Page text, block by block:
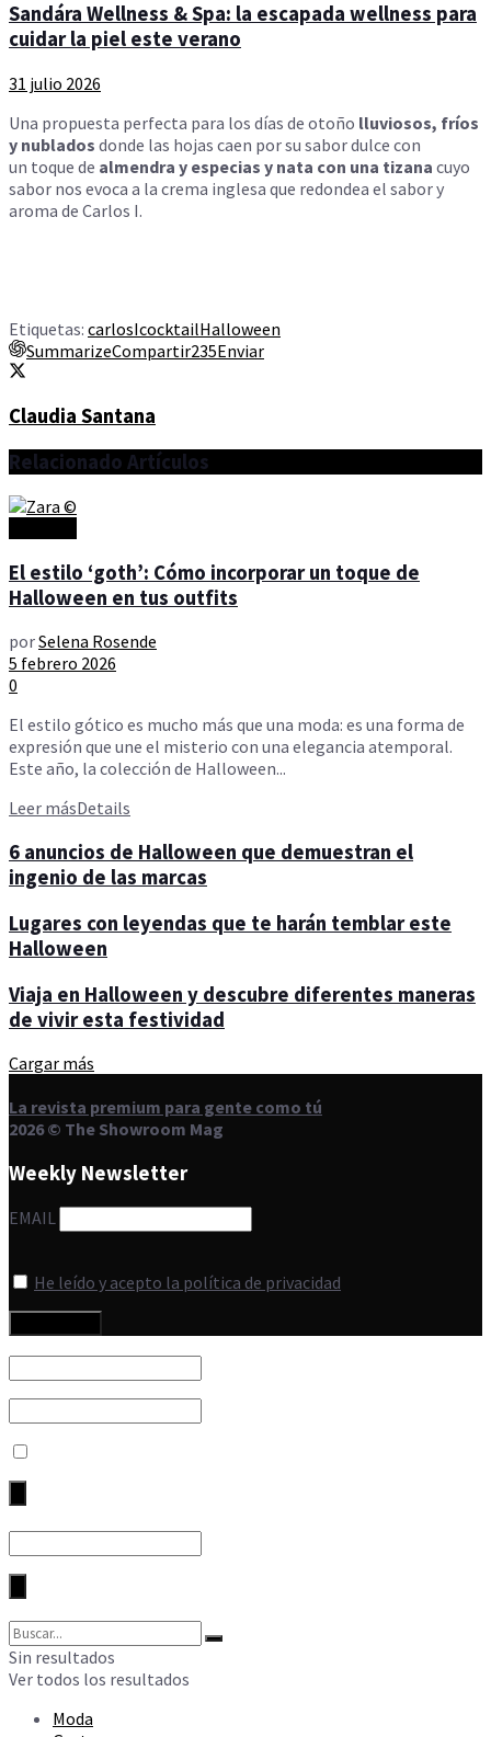
Sandára Wellness & Spa: la escapada wellness para
cuidar la piel este verano
31 julio 2026
Una propuesta perfecta para los días de otoño lluviosos, fríos
y nublados donde las hojas caen por su sabor dulce con
un toque de almendra y especias y nata con una tizana cuyo
sabor nos evoca a la crema inglesa que redondea el sabor y
aroma de Carlos I.
Etiquetas: carlosIcocktailHalloween
SummarizeCompartir235Enviar
Claudia Santana
Relacionado Artículos
El estilo ‘goth’: Cómo incorporar un toque de
Halloween en tus outfits
porSelena Rosende
5 febrero 2026
0
El estilo gótico es mucho más que una moda: es una forma de
expresión que une el misterio con una elegancia atemporal.
Este año, la colección de Halloween...
Leer másDetails
6 anuncios de Halloween que demuestran el
ingenio de las marcas
Lugares con leyendas que te harán temblar este
Halloween
Viaja en Halloween y descubre diferentes maneras
de vivir esta festividad
Cargar más
La revista premium para gente como tú
2026 © The Showroom Mag
Weekly Newsletter
EMAIL
He leído y acepto la política de privacidad
Sin resultados
Ver todos los resultados
Moda